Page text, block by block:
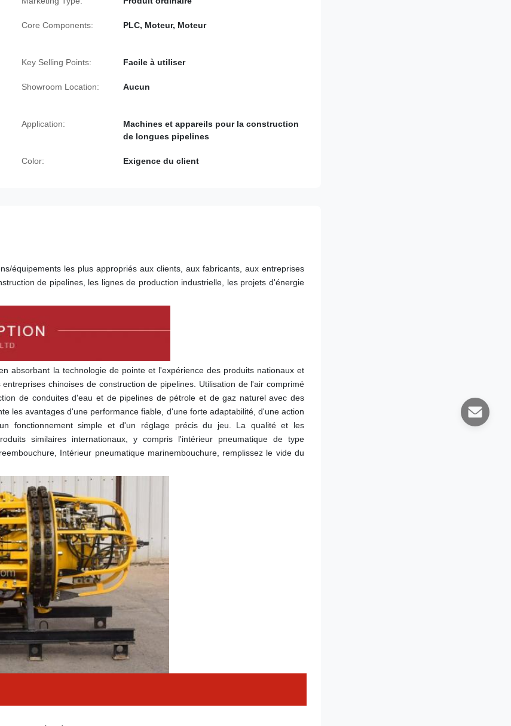
Core Components: PLC, Moteur, Moteur
Key Selling Points: Facile à utiliser
Showroom Location: Aucun
Application:
Machines et appareils pour la construction
de longues pipelines
Color: Exigence du client
équipements les plus appropriés aux clients, aux fabricants, aux entreprises
de pipelines, les lignes de production industrielle, les projets d'énergie
absorbant la technologie de pointe et l'expérience des produits nationaux et
chinoises de construction de pipelines. Utilisation de l'air comprimé
de conduites d'eau et de pipelines de pétrole et de gaz naturel avec des
les avantages d'une performance fiable, d'une forte adaptabilité, d'une action
fonctionnement simple et d'un réglage précis du jeu. La qualité et les
similaires internationaux, y compris l'intérieur pneumatique de type
embouchure , Intérieur pneumatique marinembouchure, remplissez le vide du